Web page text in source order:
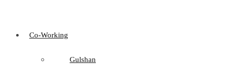
Co-Working
Gulshan